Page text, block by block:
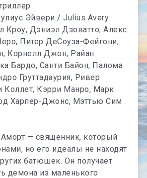
Эйвери / Julius Avery
Кроу, Дэниэл Дзоватто, Алекс
Питер ДеСоуза-Фейгони,
Корнелл Джон, Райан
Бардо, Санти Байон, Палома
Груттадаурия, Ривер
Коллет, Кэрри Манро, Марк
Харпер-Джонс, Мэттью Сим
Аморт — священник, который
но его идеалы не находят
батюшек. Он получает
демона из маленького